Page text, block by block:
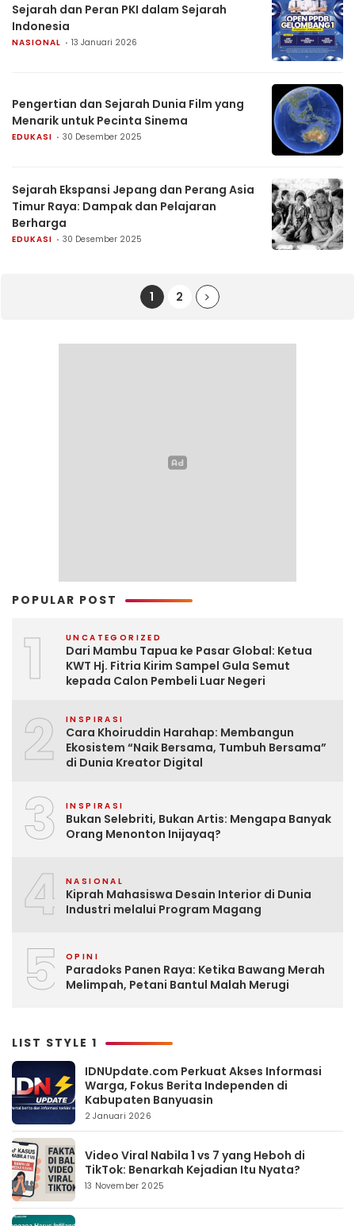
Sejarah dan Peran PKI dalam Sejarah
Indonesia
NASIONAL 13 Januari 2026
Pengertian dan Sejarah Dunia Film yang
Menarik untuk Pecinta Sinema
EDUKASI 30 Desember 2025
Sejarah Ekspansi Jepang dan Perang Asia
Timur Raya: Dampak dan Pelajaran
Berharga
EDUKASI 30 Desember 2025
1 2
POPULAR POST
1 UNCATEGORIZED
Dari Mambu Tapua ke Pasar Global: Ketua
KWT Hj. Fitria Kirim Sampel Gula Semut
kepada Calon Pembeli Luar Negeri
2 INSPIRASI
Cara Khoiruddin Harahap: Membangun
Ekosistem “Naik Bersama, Tumbuh Bersama”
di Dunia Kreator Digital
3 INSPIRASI
Bukan Selebriti, Bukan Artis: Mengapa Banyak
Orang Menonton Inijayaq?
4 NASIONAL
Kiprah Mahasiswa Desain Interior di Dunia
Industri melalui Program Magang
5 OPINI
Paradoks Panen Raya: Ketika Bawang Merah
Melimpah, Petani Bantul Malah Merugi
LIST STYLE 1
IDNUpdate.com Perkuat Akses Informasi
Warga, Fokus Berita Independen di
Kabupaten Banyuasin
2 Januari 2026
Video Viral Nabila 1 vs 7 yang Heboh di
TikTok: Benarkah Kejadian Itu Nyata?
13 November 2025